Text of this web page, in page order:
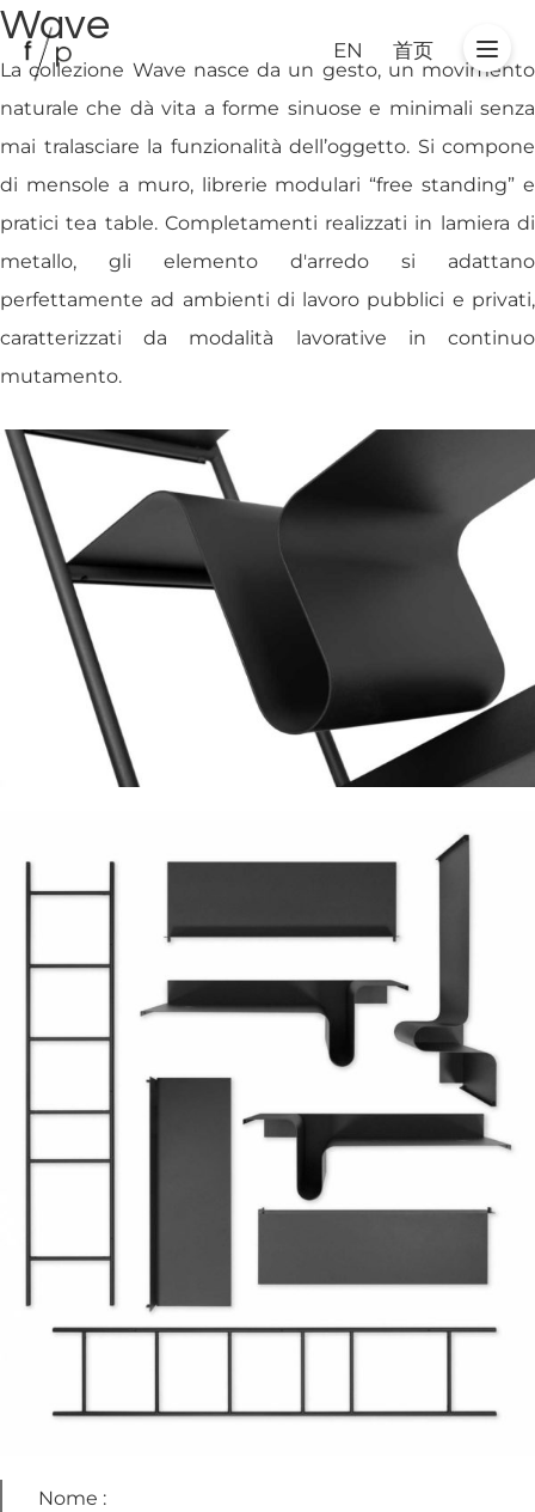
EN 首页
Wave
La collezione Wave nasce da un gesto, un movimento
naturale che dà vita a forme sinuose e minimali senza
mai tralasciare la funzionalità dell’oggetto. Si compone
di mensole a muro, librerie modulari “free standing” e
pratici tea table. Completamenti realizzati in lamiera di
metallo, gli elemento d'arredo si adattano
perfettamente ad ambienti di lavoro pubblici e privati,
caratterizzati da modalità lavorative in continuo
mutamento.
Nome :